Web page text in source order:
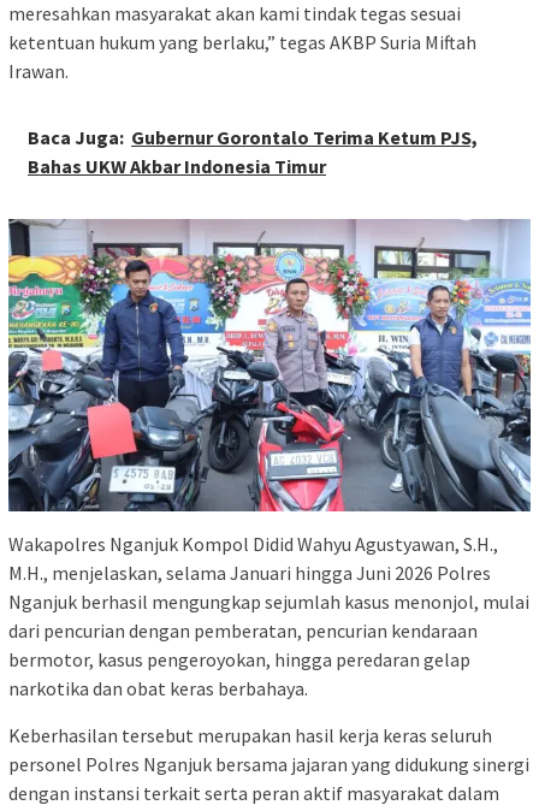
meresahkan masyarakat akan kami tindak tegas sesuai
ketentuan hukum yang berlaku,” tegas AKBP Suria Miftah
Irawan.
Baca Juga: Gubernur Gorontalo Terima Ketum PJS,
Bahas UKW Akbar Indonesia Timur
Wakapolres Nganjuk Kompol Didid Wahyu Agustyawan, S.H.,
M.H., menjelaskan, selama Januari hingga Juni 2026 Polres
Nganjuk berhasil mengungkap sejumlah kasus menonjol, mulai
dari pencurian dengan pemberatan, pencurian kendaraan
bermotor, kasus pengeroyokan, hingga peredaran gelap
narkotika dan obat keras berbahaya.
Keberhasilan tersebut merupakan hasil kerja keras seluruh
personel Polres Nganjuk bersama jajaran yang didukung sinergi
dengan instansi terkait serta peran aktif masyarakat dalam